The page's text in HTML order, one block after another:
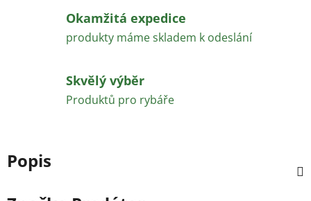
Okamžitá expedice
produkty máme skladem k odeslání
Skvělý výběr
Produktů pro rybáře
Popis